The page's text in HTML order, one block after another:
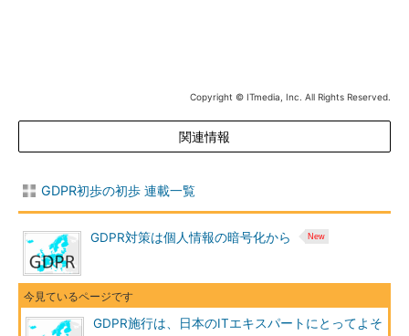
住者の個人情報を扱う限り、企業が世界のどこに位置しようと
う意味で、「域外適用」という用語を使います。
業、個人向けクラウドサービスを世界的に展開している企業、と
の国内本社が欧州子会社の顧客情報を共有する場合、「本社側で
も」順守しなければなりません。
Copyright © ITmedia, Inc. All Rights Reserved.
関連情報
GDPR初歩の初歩 連載一覧
GDPR対策は個人情報の暗号化から
GDPR施行は、日本のITエキスパートにとってよそ